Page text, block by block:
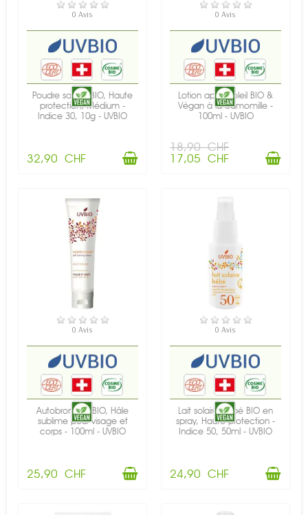
EN STOCK
0 Avis
Poudre solaire BIO, Haute
protection, Médium -
Indice 30, 10g - UVBIO
32,90 CHF
EN STOCK
0 Avis
Lotion après-soleil BIO &
Végan à la camomille -
100ml - UVBIO
18,90 CHF
17,05 CHF
EN STOCK
0 Avis
Autobronzant BIO, Hâle
sublime pour visage et
corps - 100ml - UVBIO
25,90 CHF
EN STOCK
0 Avis
Lait solaire bébé BIO en
spray, Haute protection -
Indice 50, 50ml - UVBIO
24,90 CHF